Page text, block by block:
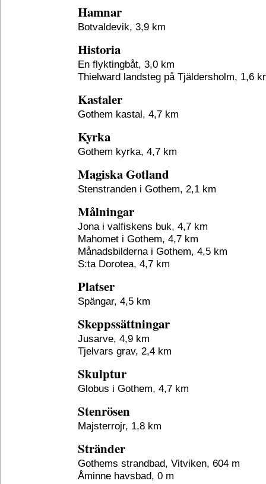
Hamnar
Botvaldevik, 3,9 km
Historia
En flyktingbåt, 3,0 km
Thielward landsteg på Tjäldersholm, 1,6
Kastaler
Gothem kastal, 4,7 km
Kyrka
Gothem kyrka, 4,7 km
Magiska Gotland
Stenstranden i Gothem, 2,1 km
Målningar
Jona i valfiskens buk, 4,7 km
Mahomet i Gothem, 4,7 km
Månadsbilderna i Gothem, 4,5 km
S:ta Dorotea, 4,7 km
Platser
Spängar, 4,5 km
Skeppssättningar
Jusarve, 4,9 km
Tjelvars grav, 2,4 km
Skulptur
Globus i Gothem, 4,7 km
Stenrösen
Majsterrojr, 1,8 km
Stränder
Gothems strandbad, Vitviken, 604 m
Åminne havsbad, 0 m